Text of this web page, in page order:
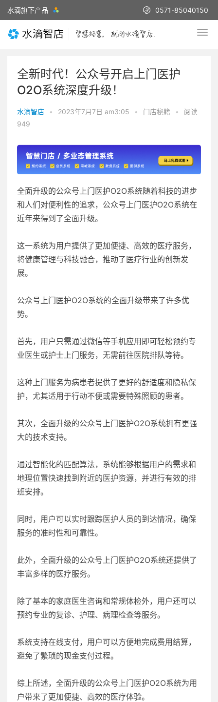
水滴旗下产品 0571-85040150
全新时代！公众号开启上门医护
O2O系统深度升级！
水滴智店 • 2023年7月7日 am3:05 • 门店秘籍 •
阅读
949
全面升级的公众号上门医护O2O系统随着科技的进步
和人们对便利性的追求，公众号上门医护O2O系统在
近年来得到了全面升级。
这一系统为用户提供了更加便捷、高效的医疗服务，
将健康管理与科技融合，推动了医疗行业的创新发
展。
公众号上门医护O2O系统的全面升级带来了许多优
势。
首先，用户只需通过微信等手机应用即可轻松预约专
业医生或护士上门服务，无需前往医院排队等待。
这种上门服务为病患者提供了更好的舒适度和隐私保
护，尤其适用于行动不便或需要特殊照顾的患者。
其次，全面升级的公众号上门医护O2O系统拥有更强
大的技术支持。
通过智能化的匹配算法，系统能够根据用户的需求和
地理位置快速找到附近的医护资源，并进行有效的排
班安排。
同时，用户可以实时跟踪医护人员的到达情况，确保
服务的准时性和可靠性。
此外，全面升级的公众号上门医护O2O系统还提供了
丰富多样的医疗服务。
除了基本的家庭医生咨询和常规体检外，用户还可以
预约专业的复诊、护理、病理检查等服务。
系统支持在线支付，用户可以方便地完成费用结算，
避免了繁琐的现金支付过程。
综上所述，全面升级的公众号上门医护O2O系统为用
户带来了更加便捷、高效的医疗体验。